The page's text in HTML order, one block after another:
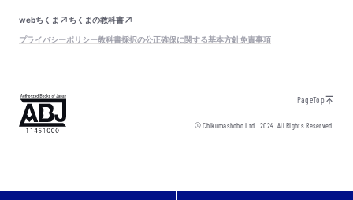
webちくま
ちくまの教科書
プライバシーポリシー教科書採択の公正確保に関する基本方針免責事項
PageTop
© Chikumashobo Ltd.2024 All Rights Reserved.